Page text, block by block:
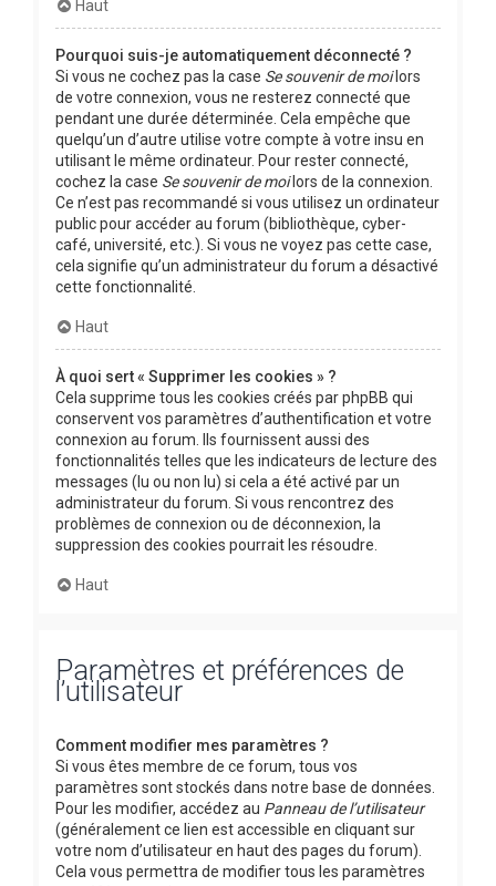
Haut
Pourquoi suis-je automatiquement déconnecté ?
Si vous ne cochez pas la case Se souvenir de moilors
de votre connexion, vous ne resterez connecté que
pendant une durée déterminée. Cela empêche que
quelqu’un d’autre utilise votre compte à votre insu en
utilisant le même ordinateur. Pour rester connecté,
cochez la case Se souvenir de moilors de la connexion.
Ce n’est pas recommandé si vous utilisez un ordinateur
public pour accéder au forum (bibliothèque, cyber-
café, université, etc.). Si vous ne voyez pas cette case,
cela signifie qu’un administrateur du forum a désactivé
cette fonctionnalité.
Haut
À quoi sert « Supprimer les cookies » ?
Cela supprime tous les cookies créés par phpBB qui
conservent vos paramètres d’authentification et votre
connexion au forum. Ils fournissent aussi des
fonctionnalités telles que les indicateurs de lecture des
messages (lu ou non lu) si cela a été activé par un
administrateur du forum. Si vous rencontrez des
problèmes de connexion ou de déconnexion, la
suppression des cookies pourrait les résoudre.
Haut
Paramètres et préférences de
l’utilisateur
Comment modifier mes paramètres ?
Si vous êtes membre de ce forum, tous vos
paramètres sont stockés dans notre base de données.
Pour les modifier, accédez au Panneau de l’utilisateur
(généralement ce lien est accessible en cliquant sur
votre nom d’utilisateur en haut des pages du forum).
Cela vous permettra de modifier tous les paramètres